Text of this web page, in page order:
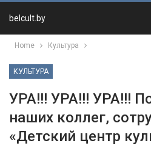
belcult.by
Home Культура
КУЛЬТУРА
УРА!!! УРА!!! УРА!!!
наших коллег,
«Детский центр